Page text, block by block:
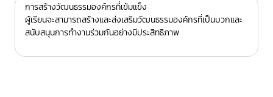
การสร้างวัฒนธรรมองค์กรที่เข้มแข็ง
ผู้เรียนจะสามารถสร้างและส่งเสริมวัฒนธรรมองค์กรที่เป็นบวกและ
สนับสนุนการทำงานร่วมกันอย่างมีประสิทธิภาพ